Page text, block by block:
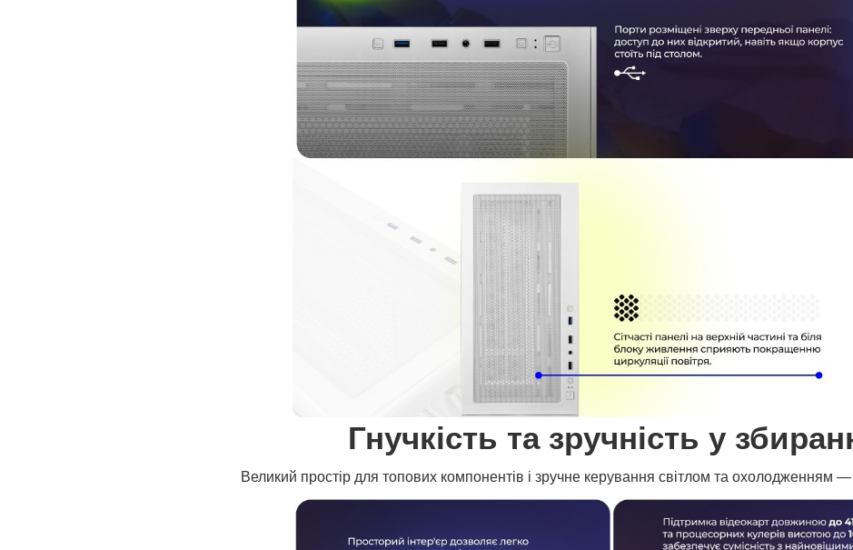
Гнучкість та зручність у
Великий простір для топових компонентів і зручне керування світлом та охолодженням